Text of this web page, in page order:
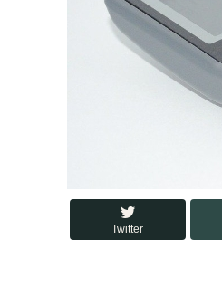
Twitter